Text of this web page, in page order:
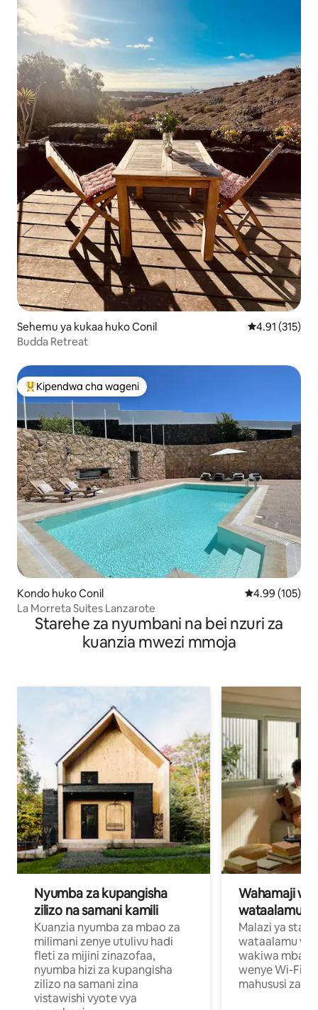
Sehemu ya kukaa huko Conil Ukadiriaji wa
4.91 (315)
Budda Retreat
Kipendwa maarufu cha wageni
Kipendwa cha wageni
Kondo huko Conil Ukadiriaji wa
4.99 (105)
La Morreta Suites Lanzarote
Starehe za nyumbani na bei nzuri za
kuanzia mwezi mmoja
Nyumba za kupangisha
zilizo na samani kamili
Kuanzia nyumba za mbao za
milimani zenye utulivu hadi
fleti za mijini zinazofaa,
nyumba hizi za kupangisha
zilizo na samani zina
vistawishi vyote vya
Wahamaji
wataalamu
Malazi ya
wataalamu
wakiwa mbali
wenye Wi-Fi
mahususi za